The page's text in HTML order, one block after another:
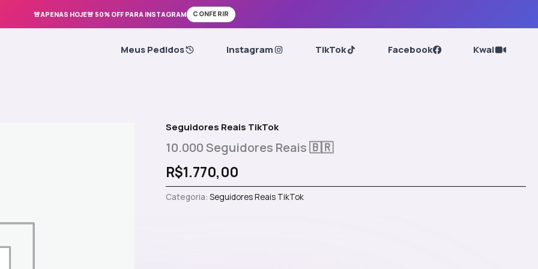
🚨APENAS HOJE🚨 50% OFF PARA INSTAGRAM CONFERIR
Meus Pedidos Instagram TikTok Facebook Kwai
Seguidores Reais TikTok
10.000 Seguidores Reais 🇧🇷
R$1.770,00
Categoria:Seguidores Reais TikTok